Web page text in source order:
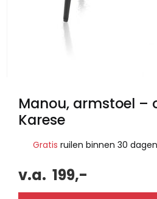
Manou, armstoel –
Karese
Gratis ruilen binnen 30 dagen
v.a. 199,-